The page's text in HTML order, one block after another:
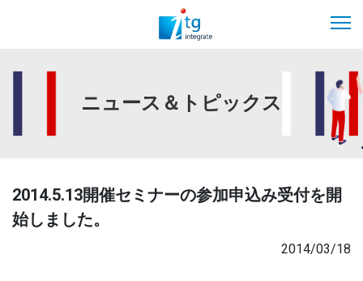
ニュース＆トピックス
2014.5.13開催セミナーの参加申込み受付を開
始しました。
2014/03/18